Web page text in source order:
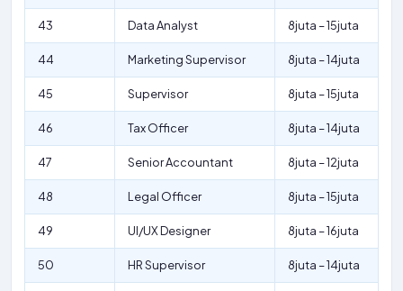
43 Data Analyst 8juta – 15juta
44 Marketing Supervisor 8juta – 14juta
45 Supervisor 8juta – 15juta
46 Tax Officer 8juta – 14juta
47 Senior Accountant 8juta – 12juta
48 Legal Officer 8juta – 15juta
49 UI/UX Designer 8juta – 16juta
50 HR Supervisor 8juta – 14juta